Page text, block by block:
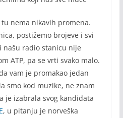
nema nikavih promena.
postižemo brojeve i svi
našu radio stanicu nije
ATP, pa se vrti svako malo.
vam je promakao jedan
smo kod muzike, ne znam
je izabrala svog kandidata
, u pitanju je norveška